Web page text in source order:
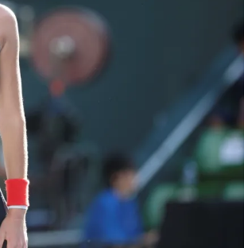
pětiboj
hry
volejbal
Volejbal
Ostatní